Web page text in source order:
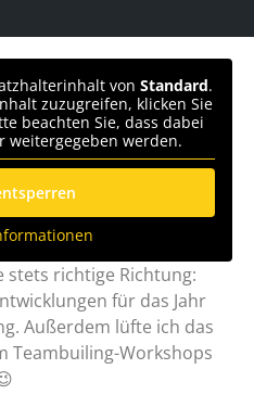
von Standard.
zuzugreifen, klicken Sie
beachten Sie, dass dabei
weitergegeben werden.
stets richtige Richtung:
für das Jahr
Außerdem lüfte ich das
Teambuiling-Workshops